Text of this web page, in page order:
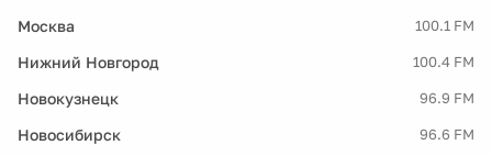
Москва 100.1 FM
Нижний Новгород 100.4 FM
Новокузнецк 96.9 FM
Новосибирск 96.6 FM